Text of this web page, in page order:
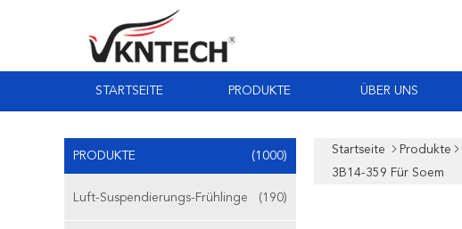
STARTSEITE PRODUKTE ÜBER UNS
PRODUKTE (1000)
Luft-Suspendierungs-Frühlinge (190)
Startseite Produkte
3B14-359 Für Soem